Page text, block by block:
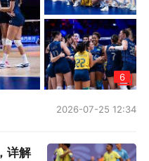
433阵型，而日本队
6
2026-07-25 12:34
详解